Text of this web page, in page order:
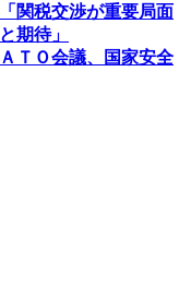
関税交渉が重要局面
期待」
ＴＯ会議、国家安全